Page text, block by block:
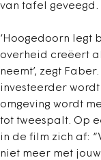
van tafel geveegd.
‘Hoogedoorn legt
overheid creëert
neemt’, zegt
investeerder
omgeving wordt
tot tweespalt. Op
in de film zich af:
niet meer met